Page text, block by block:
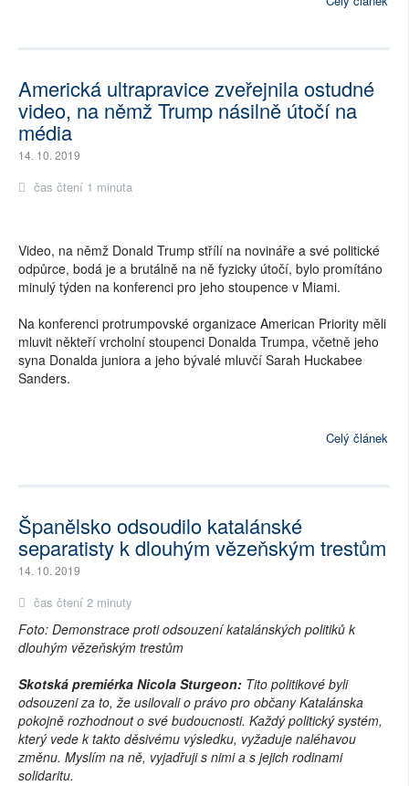
Americká ultrapravice zveřejnila ostudné
video, na němž Trump násilně útočí na
média
14. 10. 2019
čas čtení 1 minuta
Video, na němž Donald Trump střílí na novináře a své politické
odpůrce, bodá je a brutálně na ně fyzicky útočí, bylo promítáno
minulý týden na konferenci pro jeho stoupence v Miami.
Na konferenci protrumpovské organizace American Priority měli
mluvit někteří vrcholní stoupenci Donalda Trumpa, včetně jeho
syna Donalda juniora a jeho bývalé mluvčí Sarah Huckabee
Sanders.
Celý článek
Španělsko odsoudilo katalánské
separatisty k dlouhým vězeňským trestům
14. 10. 2019
čas čtení 2 minuty
Foto: Demonstrace proti odsouzení katalánských politiků k
dlouhým vězeňským trestům
Skotská premiérka Nicola Sturgeon: Tito politikové byli
odsouzeni za to, že usilovali o právo pro občany Katalánska
pokojně rozhodnout o své budoucnosti. Každý politický systém,
který vede k takto děsivému výsledku, vyžaduje naléhavou
změnu. Myslím na ně, vyjadřuji s nimi a s jejich rodinami
solidaritu.